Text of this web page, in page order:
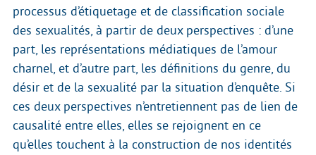
processus d’étiquetage et de classification sociale
des sexualités, à partir de deux perspectives : d’une
part, les représentations médiatiques de l’amour
charnel, et d’autre part, les définitions du genre, du
désir et de la sexualité par la situation d’enquête. Si
ces deux perspectives n’entretiennent pas de lien de
causalité entre elles, elles se rejoignent en ce
qu’elles touchent à la construction de nos identités